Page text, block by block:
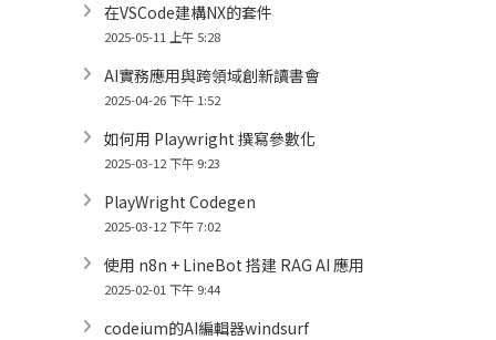
在VSCode建構NX的套件
2025-05-11 上午 5:28
AI實務應用與跨領域創新讀書會
2025-04-26 下午 1:52
如何用 Playwright 撰寫參數化
2025-03-12 下午 9:23
PlayWright Codegen
2025-03-12 下午 7:02
使用 n8n + LineBot 搭建 RAG AI 應用
2025-02-01 下午 9:44
codeium的AI編輯器windsurf